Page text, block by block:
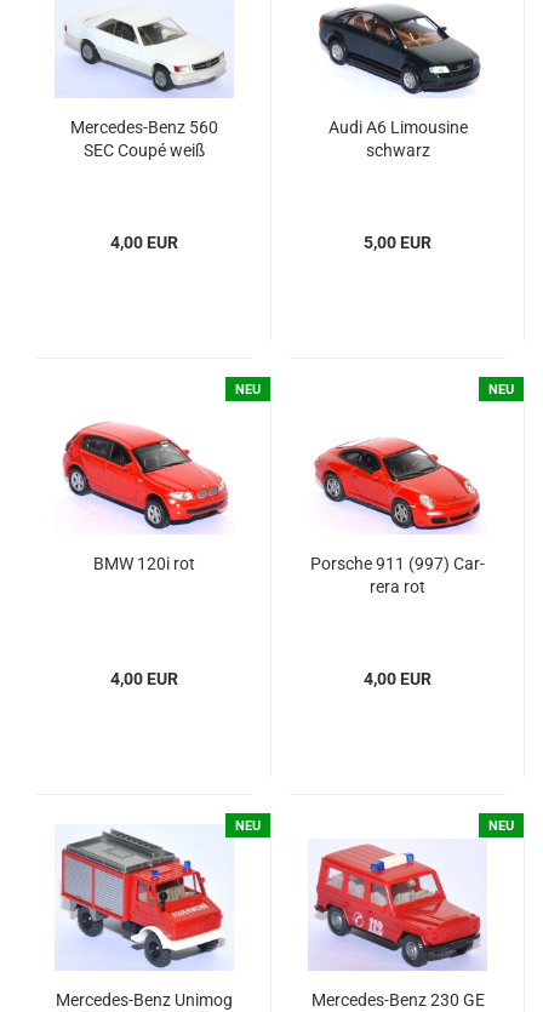
Mercedes-​​​Benz 560
SEC Coupé weiß
4,00 EUR
Audi A6 Li­mou­si­ne
schwarz
5,00 EUR
NEU
BMW 120i rot
4,00 EUR
NEU
Por­sche 911 (997) Car­
re­ra rot
4,00 EUR
NEU
Mercedes-​​​​​​​Benz Uni­mog
NEU
Mercedes-​​​​​Benz 230 GE